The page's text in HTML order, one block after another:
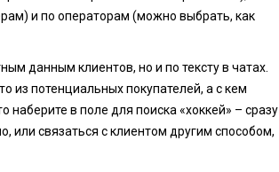
и по операторам (можно выбрать, как
данным клиентов, но и по тексту в чатах.
из потенциальных покупателей, а с кем
наберите в поле для поиска «хоккей» – сразу
или связаться с клиентом другим способом,